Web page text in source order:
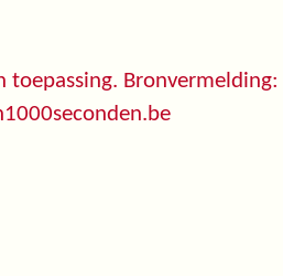
toepassing. Bronvermelding: